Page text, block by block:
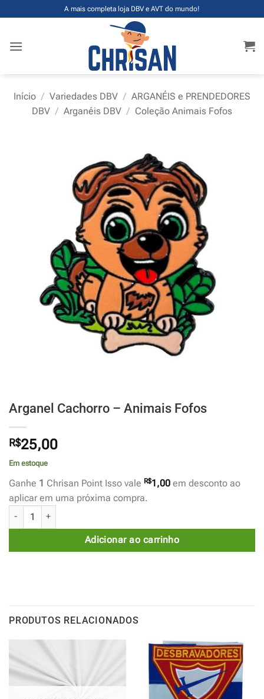
to
A mais completa loja DBV e AVT do mundo!
Início / Variedades DBV / ARGANÉIS e PRENDEDORES
DBV / Arganéis DBV / Coleção Animais Fofos
Arganel Cachorro – Animais Fofos
R$25,00
Em estoque
Ganhe 1 Chrisan Point Isso vale R$1,00 em desconto ao
aplicar em uma próxima compra.
Arganel Cachorro - Animais Fofos quantidade
Adicionar ao carrinho
PRODUTOS RELACIONADOS